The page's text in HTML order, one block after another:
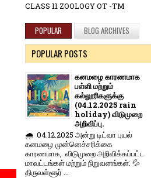
CLASS 11 ZOOLOGY OT -TM
POPULAR BLOG ARCHIVES
POPULAR POSTS
கனமழை காரணமாக
பள்ளி மற்றும்
கல்லூரிகளுக்கு
(04.12.2025 rain
holiday) விடுமுறை
அறிவிப்பு.
🌧️ 04.12.2025 அன்று டிட்வா புயல்
கனமழை முன்னெச்சரிக்கை
காரணமாக, விடுமுறை அறிவிக்கப்பட்ட
மாவட்டங்கள் மற்றும் நிறுவனங்கள்: 💦
திருவள்ளூர் ...